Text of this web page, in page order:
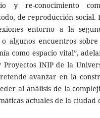
y re-conocimiento
de reproducción social.
entorno a la
o algunos encuentros
como espacio vital”,
INIP de la
avanzar en la
al análisis de la
actuales de la ciudad